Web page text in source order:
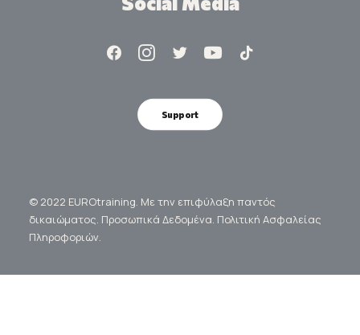
Support
© 2022 EUROtraining. Με την επιφύλαξη παντός
δικαιώματος. Προσωπικά Δεδομένα. Πολιτική Ασφαλείας
Πληροφοριών.